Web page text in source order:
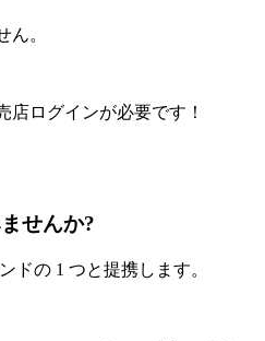
ん。
店ログインが必要です！
せんか?
ドの 1 つと提携します。